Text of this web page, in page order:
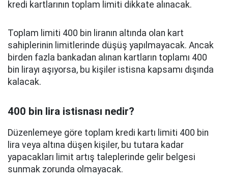
kredi kartlarının toplam limiti dikkate alınacak.
Toplam limiti 400 bin liranın altında olan kart
sahiplerinin limitlerinde düşüş yapılmayacak. Ancak
birden fazla bankadan alınan kartların toplamı 400
bin lirayı aşıyorsa, bu kişiler istisna kapsamı dışında
kalacak.
400 bin lira istisnası nedir?
Düzenlemeye göre toplam kredi kartı limiti 400 bin
lira veya altına düşen kişiler, bu tutara kadar
yapacakları limit artış taleplerinde gelir belgesi
sunmak zorunda olmayacak.